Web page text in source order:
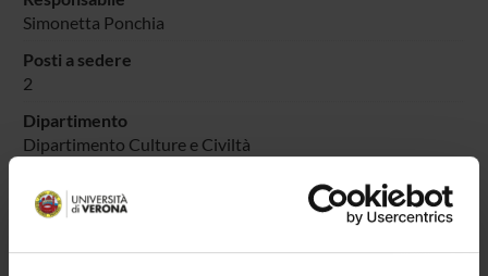
Simonetta Ponchia
Posti a sedere
2
Dipartimento
Dipartimento Culture e Civiltà
LUOGHI DI INTERESSE